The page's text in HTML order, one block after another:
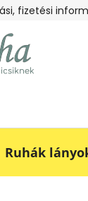
fizetési
Ruhák